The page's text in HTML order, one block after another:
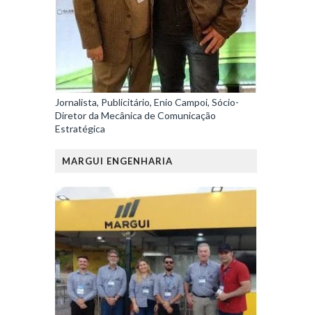
Jornalista, Publicitário, Enio Campoi, Sócio-
Diretor da Mecânica de Comunicação
Estratégica
MARGUI ENGENHARIA